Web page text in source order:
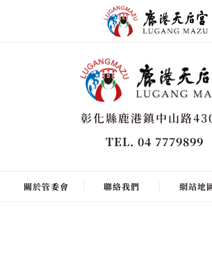
彰化縣鹿港鎮中山路
TEL. 04 7779899
關於管委會 聯絡我們 網站地